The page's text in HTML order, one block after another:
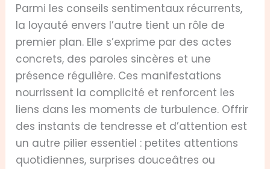
Parmi les conseils sentimentaux récurrents,
la loyauté envers l’autre tient un rôle de
premier plan. Elle s’exprime par des actes
concrets, des paroles sincères et une
présence régulière. Ces manifestations
nourrissent la complicité et renforcent les
liens dans les moments de turbulence. Offrir
des instants de tendresse et d’attention est
un autre pilier essentiel : petites attentions
quotidiennes, surprises douceâtres ou